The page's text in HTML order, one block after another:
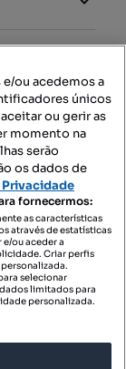
e/ou acedemos a
únicos
ou gerir as
momento na
serão
os dados de
fornecermos:
as características
através de estatísticas
ou aceder a
Criar perfis
selecionar
limitados para
personalizada.